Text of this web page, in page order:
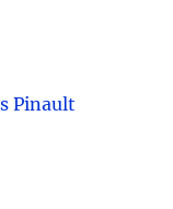
Pinault